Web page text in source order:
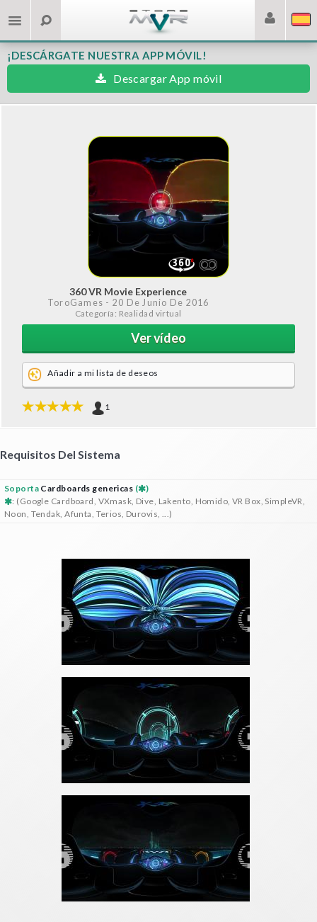
¡DESCÁRGATE NUESTRA APP MÓVIL!
Descargar App móvil
360 VR Movie Experience
ToroGames - 20 De Junio De 2016
Categoría: Realidad virtual
Ver vídeo
Añadir a mi lista de deseos
1
Requisitos Del Sistema
Soporta Cardboards genericas (
)
: (Google Cardboard, VXmask, Dive, Lakento, Homido, VR Box, SimpleVR,
Noon, Tendak, Afunta, Terios, Durovis, ...)